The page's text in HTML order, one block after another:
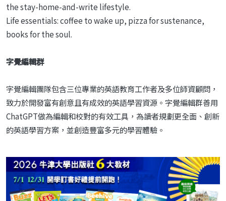
the stay-home-and-write lifestyle.
Life essentials: coffee to wake up, pizza for sustenance,
books for the soul.
字覺編輯群
字覺編輯團隊包含三位專業的英語教育工作者及多位師資顧問，
致力於開發富有創意且有成效的英語學習資源。字覺編輯群善用
ChatGPT做為編輯和校對的有效工具，為讀者規劃更全面、創新
的英語學習方案，並創造豐富多元的學習體驗。